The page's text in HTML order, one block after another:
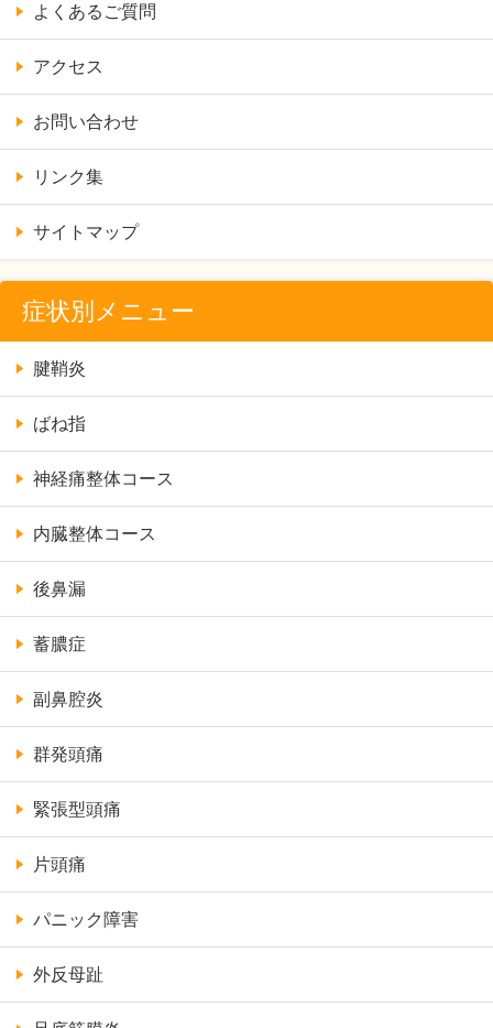
よくあるご質問
アクセス
お問い合わせ
リンク集
サイトマップ
症状別メニュー
腱鞘炎
ばね指
神経痛整体コース
内臓整体コース
後鼻漏
蓄膿症
副鼻腔炎
群発頭痛
緊張型頭痛
片頭痛
パニック障害
外反母趾